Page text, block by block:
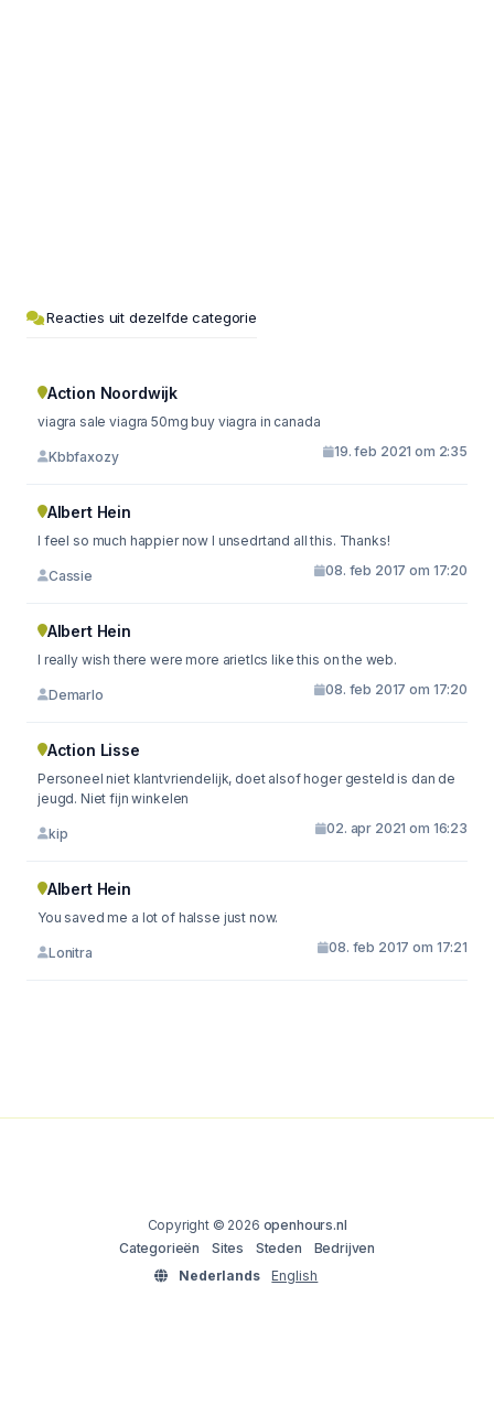
Reacties uit dezelfde categorie
Action Noordwijk
viagra sale viagra 50mg buy viagra in canada
Kbbfaxozy 19. feb 2021 om 2:35
Albert Hein
I feel so much happier now I unsedrtand all this. Thanks!
Cassie 08. feb 2017 om 17:20
Albert Hein
I really wish there were more arietlcs like this on the web.
Demarlo 08. feb 2017 om 17:20
Action Lisse
Personeel niet klantvriendelijk, doet alsof hoger gesteld is dan de
jeugd. Niet fijn winkelen
kip 02. apr 2021 om 16:23
Albert Hein
You saved me a lot of halsse just now.
Lonitra 08. feb 2017 om 17:21
Copyright © 2026 openhours.nl
Categorieën
Sites Steden
Bedrijven
Nederlands
English